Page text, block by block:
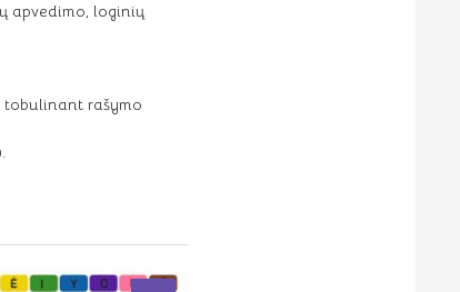
apvedimo, loginių
tobulinant rašymo